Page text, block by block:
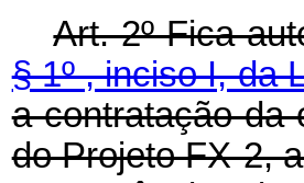
Art. 2º Fica
§ 1º , inciso I, da
a contratação da
do Projeto FX-2,